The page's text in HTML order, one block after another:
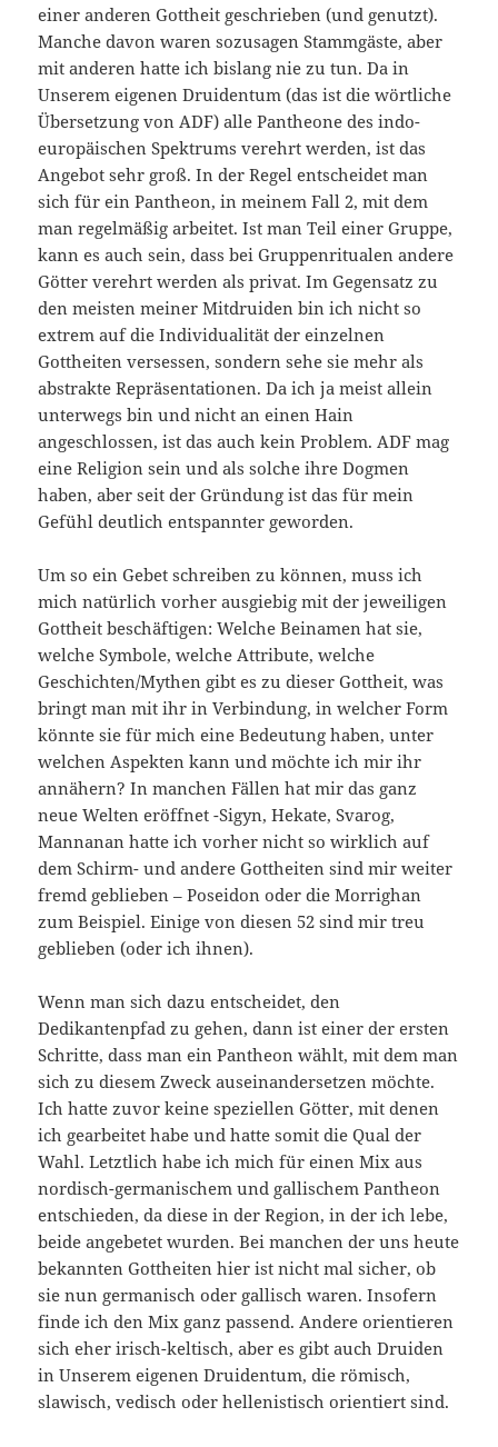
einer anderen Gottheit geschrieben (und genutzt).
Manche davon waren sozusagen Stammgäste, aber
mit anderen hatte ich bislang nie zu tun. Da in
Unserem eigenen Druidentum (das ist die wörtliche
Übersetzung von ADF) alle Pantheone des indo-
europäischen Spektrums verehrt werden, ist das
Angebot sehr groß. In der Regel entscheidet man
sich für ein Pantheon, in meinem Fall 2, mit dem
man regelmäßig arbeitet. Ist man Teil einer Gruppe,
kann es auch sein, dass bei Gruppenritualen andere
Götter verehrt werden als privat. Im Gegensatz zu
den meisten meiner Mitdruiden bin ich nicht so
extrem auf die Individualität der einzelnen
Gottheiten versessen, sondern sehe sie mehr als
abstrakte Repräsentationen. Da ich ja meist allein
unterwegs bin und nicht an einen Hain
angeschlossen, ist das auch kein Problem. ADF mag
eine Religion sein und als solche ihre Dogmen
haben, aber seit der Gründung ist das für mein
Gefühl deutlich entspannter geworden.
Um so ein Gebet schreiben zu können, muss ich
mich natürlich vorher ausgiebig mit der jeweiligen
Gottheit beschäftigen: Welche Beinamen hat sie,
welche Symbole, welche Attribute, welche
Geschichten/Mythen gibt es zu dieser Gottheit, was
bringt man mit ihr in Verbindung, in welcher Form
könnte sie für mich eine Bedeutung haben, unter
welchen Aspekten kann und möchte ich mir ihr
annähern? In manchen Fällen hat mir das ganz
neue Welten eröffnet -Sigyn, Hekate, Svarog,
Mannanan hatte ich vorher nicht so wirklich auf
dem Schirm- und andere Gottheiten sind mir weiter
fremd geblieben – Poseidon oder die Morrighan
zum Beispiel. Einige von diesen 52 sind mir treu
geblieben (oder ich ihnen).
Wenn man sich dazu entscheidet, den
Dedikantenpfad zu gehen, dann ist einer der ersten
Schritte, dass man ein Pantheon wählt, mit dem man
sich zu diesem Zweck auseinandersetzen möchte.
Ich hatte zuvor keine speziellen Götter, mit denen
ich gearbeitet habe und hatte somit die Qual der
Wahl. Letztlich habe ich mich für einen Mix aus
nordisch-germanischem und gallischem Pantheon
entschieden, da diese in der Region, in der ich lebe,
beide angebetet wurden. Bei manchen der uns heute
bekannten Gottheiten hier ist nicht mal sicher, ob
sie nun germanisch oder gallisch waren. Insofern
finde ich den Mix ganz passend. Andere orientieren
sich eher irisch-keltisch, aber es gibt auch Druiden
in Unserem eigenen Druidentum, die römisch,
slawisch, vedisch oder hellenistisch orientiert sind.